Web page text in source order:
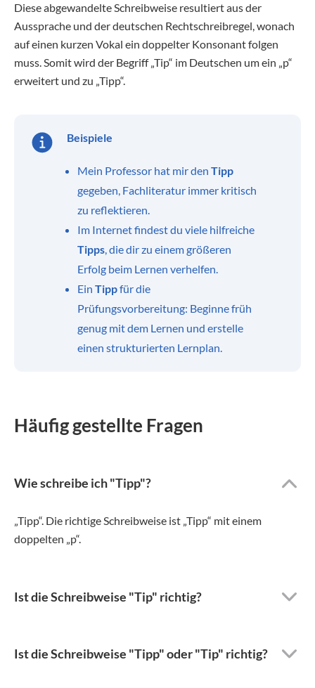
Diese abgewandelte Schreibweise resultiert aus der
Aussprache und der deutschen Rechtschreibregel, wonach
auf einen kurzen Vokal ein doppelter Konsonant folgen
muss. Somit wird der Begriff „Tip“ im Deutschen um ein „p“
erweitert und zu „Tipp“.
Beispiele
Mein Professor hat mir den Tipp
gegeben, Fachliteratur immer kritisch
zu reflektieren.
Im Internet findest du viele hilfreiche
Tipps, die dir zu einem größeren
Erfolg beim Lernen verhelfen.
Ein Tippfür die
Prüfungsvorbereitung: Beginne früh
genug mit dem Lernen und erstelle
einen strukturierten Lernplan.
Häufig gestellte Fragen
Wie schreibe ich "Tipp"?
„Tipp“. Die richtige Schreibweise ist „Tipp“ mit einem
doppelten „p“.
Ist die Schreibweise "Tip" richtig?
Ist die Schreibweise "Tipp" oder "Tip" richtig?